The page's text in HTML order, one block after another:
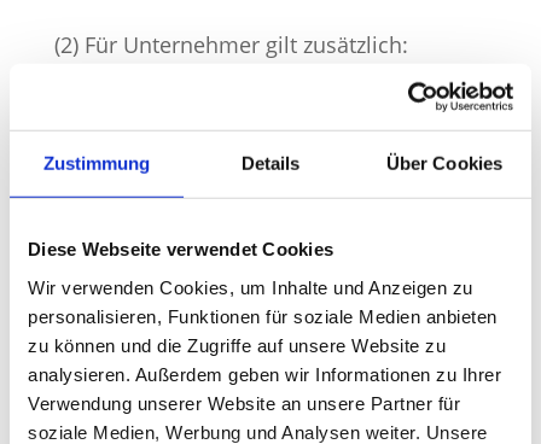
Zustimmung Details Über Cookies
Diese Webseite verwendet Cookies
Wir verwenden Cookies, um Inhalte und Anzeigen zu
personalisieren, Funktionen für soziale Medien anbieten
zu können und die Zugriffe auf unsere Website zu
analysieren. Außerdem geben wir Informationen zu Ihrer
Verwendung unserer Website an unsere Partner für
soziale Medien, Werbung und Analysen weiter. Unsere
(2) Für Unternehmer gilt zusätzlich:
Weiterverkauf im ordentlichen
Geschäftsbetrieb zulässig
Forderungen aus Weiterverkauf werden
8.
Widerrufsrecht
(nur